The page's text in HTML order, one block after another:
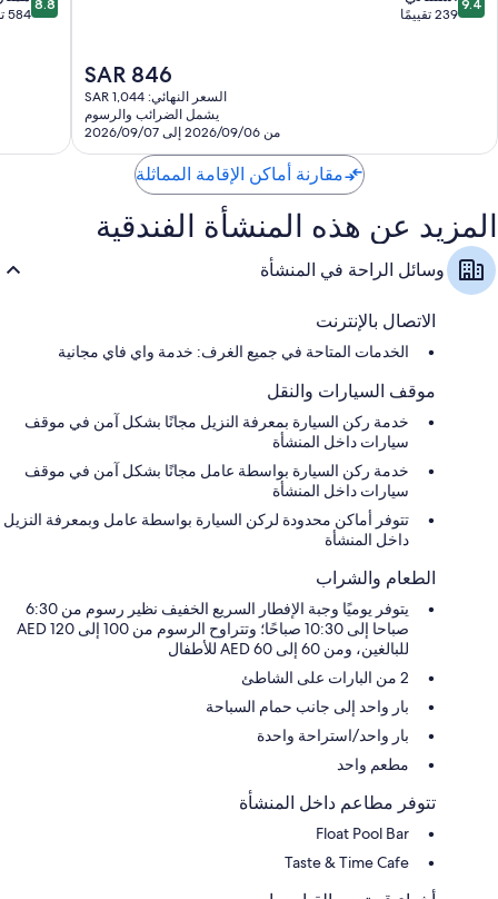
دواليب/خزائن ملابس، ومطابخ، وثلاجات بحجم صغيرباي
من
9.4
239 تقييمًا
السعر
الحالي
هو
SAR
846
SAR 846
السعر النهائي: SAR 1,044
يشمل الضرائب والرسوم
من 2026/09/06 إلى 2026/09/07
من
8.8
584 تقييمًا
مقارنة أماكن الإقامة المماثلة
المزيد عن هذه المنشأة الفندقية
وسائل الراحة في المنشأة
الاتصال بالإنترنت
الخدمات المتاحة في جميع الغرف: خدمة واي فاي مجانية
موقف السيارات والنقل
خدمة ركن السيارة بمعرفة النزيل مجانًا بشكل آمن في موقف
سيارات داخل المنشأة
خدمة ركن السيارة بواسطة عامل مجانًا بشكل آمن في موقف
سيارات داخل المنشأة
تتوفر أماكن محدودة لركن السيارة بواسطة عامل وبمعرفة النزيل
داخل المنشأة
الطعام والشراب
يتوفر يوميًا وجبة الإفطار السريع الخفيف نظير رسوم من 6:30
صباحا إلى 10:30 صباحًا؛ وتتراوح الرسوم من 100 إلى 120 AED
للبالغين، ومن 60 إلى 60 AED للأطفال
2 من البارات على الشاطئ
بار واحد إلى جانب حمام السباحة
بار واحد/استراحة واحدة
مطعم واحد
تتوفر مطاعم داخل المنشأة
Float Pool Bar
Taste & Time Cafe